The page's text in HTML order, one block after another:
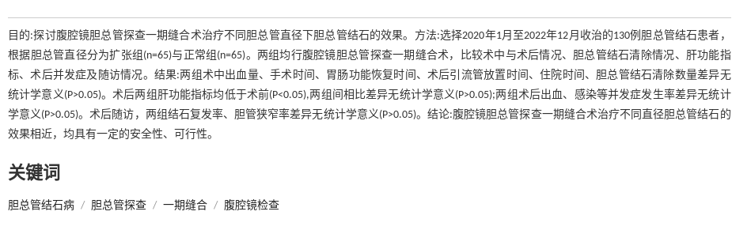
目的:探讨腹腔镜胆总管探查一期缝合术治疗不同胆总管直径下胆总管结石的效果。方法:选择2020年1月至2022年12月收治的130例胆总管结石患者，
根据胆总管直径分为扩张组(n=65)与正常组(n=65)。两组均行腹腔镜胆总管探查一期缝合术，比较术中与术后情况、胆总管结石清除情况、肝功能指
标、术后并发症及随访情况。结果:两组术中出血量、手术时间、胃肠功能恢复时间、术后引流管放置时间、住院时间、胆总管结石清除数量差异无
统计学意义(P>0.05)。术后两组肝功能指标均低于术前(P<0.05),两组间相比差异无统计学意义(P>0.05);两组术后出血、感染等并发症发生率差异无统计
学意义(P>0.05)。术后随访，两组结石复发率、胆管狭窄率差异无统计学意义(P>0.05)。结论:腹腔镜胆总管探查一期缝合术治疗不同直径胆总管结石的
效果相近，均具有一定的安全性、可行性。
关键词
胆总管结石病 / 胆总管探查 / 一期缝合 / 腹腔镜检查